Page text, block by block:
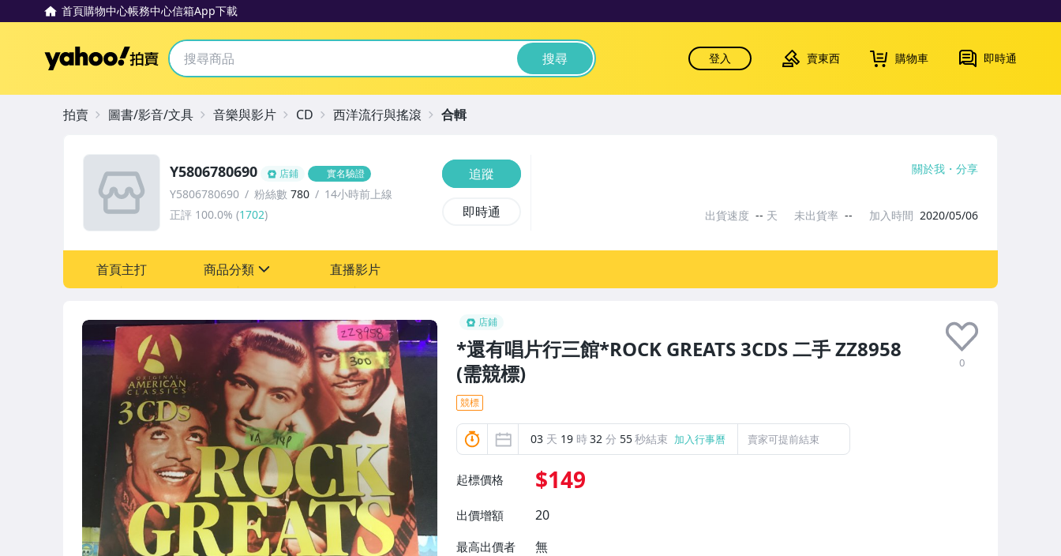
首頁購物中心帳務中心信箱App下載
Yahoo拍賣 搜尋 登入 賣東西 購物車 即時通
店鋪
*還有唱片行三館*ROCK GREATS 3CDS 二手 ZZ8958
(需競標)
0
競標
03 天 19 時32 分 54秒結束 加入行事曆 賣家可提前結束
起標價格 $149
出價增額 20
最高出價者 無
Y5806780690 店鋪 實名驗證
Y5806780690 粉絲數 780
14小時前上線
正評 100.0% (1702)
追蹤
即時通
關於我 分享
出貨速度 -- 天 未出貨率 -- 加入時間 2020/05/06
首頁主打 商品分類 直播影片
拍賣 圖書/影音/文具 音樂與影片 CD 西洋流行與搖滾 合輯